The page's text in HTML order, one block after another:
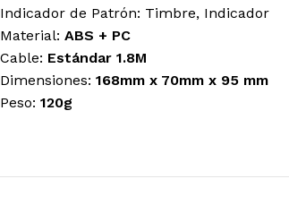
Indicador de Patrón: Timbre, Indicador
Material: ABS + PC
Cable: Estándar 1.8M
Dimensiones: 168mm x 70mm x 95 mm
Peso: 120g